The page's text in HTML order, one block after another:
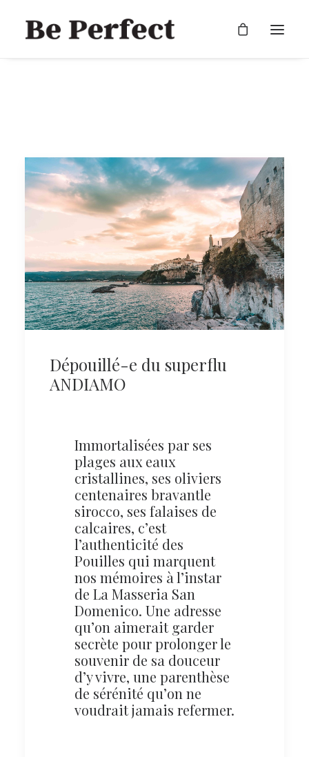
RECHERCHE
Dépouillé-e du superflu
ANDIAMO
Immortalisées par ses
plages aux eaux
cristallines, ses oliviers
centenaires bravantle
sirocco, ses falaises de
calcaires, c’est
l’authenticité des
Pouilles qui marquent
nos mémoires à l’instar
de La Masseria San
Domenico. Une adresse
qu’on aimerait garder
secrète pour prolonger le
souvenir de sa douceur
d’y vivre, une parenthèse
de sérénité qu’on ne
voudrait jamais refermer.